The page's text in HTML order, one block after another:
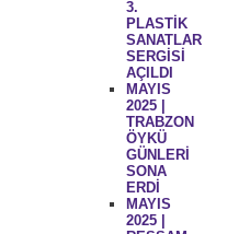
3.
PLASTİK
SANATLAR
SERGİSİ
AÇILDI
MAYIS
2025 |
TRABZON
ÖYKÜ
GÜNLERİ
SONA
ERDİ
MAYIS
2025 |